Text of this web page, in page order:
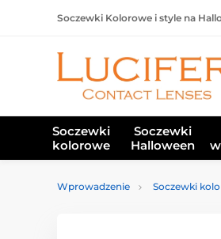
Soczewki Kolorowe i style na
Soczewki
kolorowe
Soczewki
Halloween
Wprowadzenie Soczewki